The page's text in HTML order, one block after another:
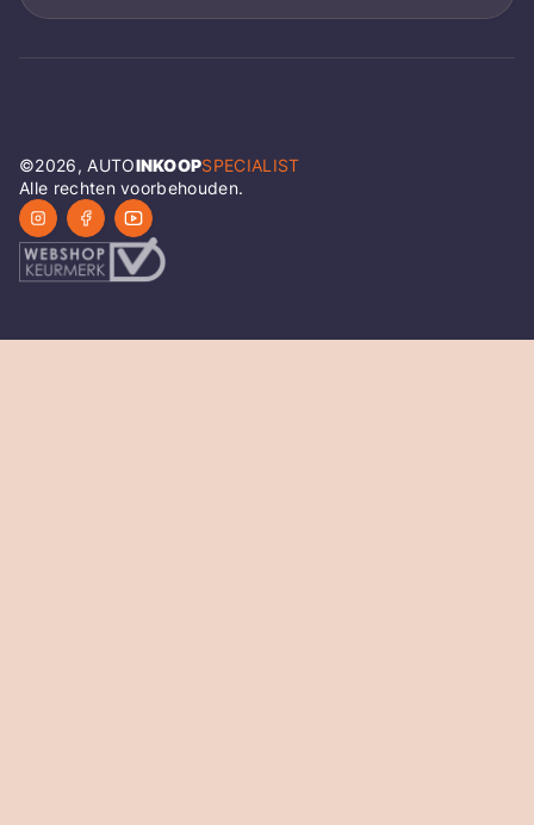
©2026, AUTOINKOOPSPECIALIST
Alle rechten voorbehouden.